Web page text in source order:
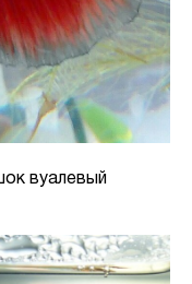
вуалевый